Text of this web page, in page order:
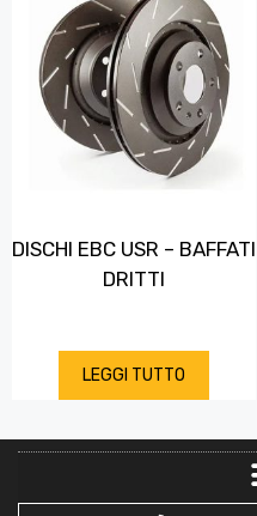
DISCHI EBC USR – BAFFATI
DRITTI
LEGGI TUTTO